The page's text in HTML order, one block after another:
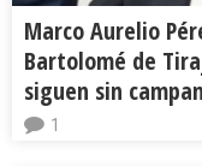
Marco Aurelio
Bartolomé de
siguen sin
1